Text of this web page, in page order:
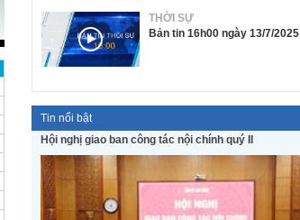
THỜI SỰ
Bản tin 16h00 ngày 13/7/2025
Tin nổi bật
Hội nghị giao ban công tác nội chính quý II